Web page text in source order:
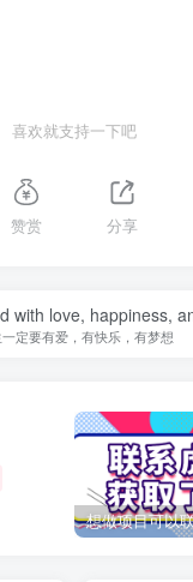
喜欢就支持一下吧
赞赏 分享
with love, happiness,
一定要有爱，有快乐，有梦想